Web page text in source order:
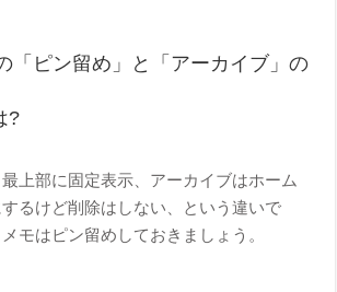
「ピン留め」と「アーカイブ」の
?
上部に固定表示、アーカイブはホーム
るけど削除はしない、という違いで
モはピン留めしておきましょう。